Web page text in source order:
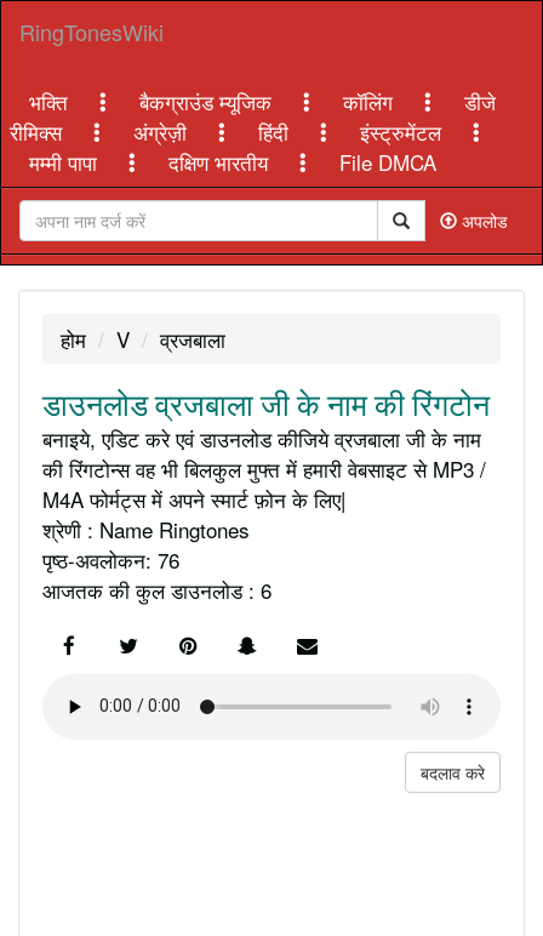
RingTonesWiki
भक्ति बैकग्राउंड म्यूजिक कॉलिंग
डीजे
रीमिक्स
अंग्रेज़ी हिंदी
इंस्ट्रुमेंटल
मम्मी पापा
दक्षिण भारतीय File DMCA
अपलोड
होम V व्रजबाला
डाउनलोड व्रजबाला जी के नाम की रिंगटोन
बनाइये, एडिट करे एवं डाउनलोड कीजिये व्रजबाला जी के नाम
की रिंगटोन्स वह भी बिलकुल मुफ्त में हमारी वेबसाइट से MP3 /
M4A फोर्मट्स में अपने स्मार्ट फ़ोन के लिए|
श्रेणी : Name Ringtones
पृष्ठ-अवलोकन: 76
आजतक की कुल डाउनलोड : 6
बदलाव करे